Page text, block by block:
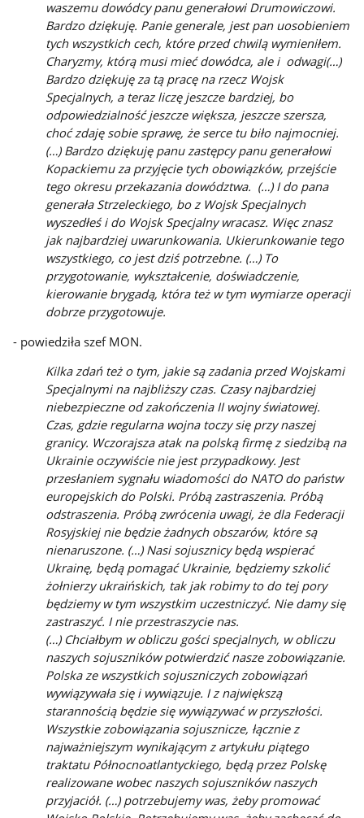
waszemu dowódcy panu generałowi Drumowiczowi.
Bardzo dziękuję. Panie generale, jest pan uosobieniem
tych wszystkich cech, które przed chwilą wymieniłem.
Charyzmy, którą musi mieć dowódca, ale i odwagi(…)
Bardzo dziękuję za tą pracę na rzecz Wojsk
Specjalnych, a teraz liczę jeszcze bardziej, bo
odpowiedzialność jeszcze większa, jeszcze szersza,
choć zdaję sobie sprawę, że serce tu biło najmocniej.
(…) Bardzo dziękuję panu zastępcy panu generałowi
Kopackiemu za przyjęcie tych obowiązków, przejście
tego okresu przekazania dowództwa. (…) I do pana
generała Strzeleckiego, bo z Wojsk Specjalnych
wyszedłeś i do Wojsk Specjalny wracasz. Więc znasz
jak najbardziej uwarunkowania. Ukierunkowanie tego
wszystkiego, co jest dziś potrzebne. (…) To
przygotowanie, wykształcenie, doświadczenie,
kierowanie brygadą, która też w tym wymiarze operacji
dobrze przygotowuje.
- powiedziła szef MON.
Kilka zdań też o tym, jakie są zadania przed Wojskami
Specjalnymi na najbliższy czas. Czasy najbardziej
niebezpieczne od zakończenia II wojny światowej.
Czas, gdzie regularna wojna toczy się przy naszej
granicy. Wczorajsza atak na polską firmę z siedzibą na
Ukrainie oczywiście nie jest przypadkowy. Jest
przesłaniem sygnału wiadomości do NATO do państw
europejskich do Polski. Próbą zastraszenia. Próbą
odstraszenia. Próbą zwrócenia uwagi, że dla Federacji
Rosyjskiej nie będzie żadnych obszarów, które są
nienaruszone. (…) Nasi sojusznicy będą wspierać
Ukrainę, będą pomagać Ukrainie, będziemy szkolić
żołnierzy ukraińskich, tak jak robimy to do tej pory
będziemy w tym wszystkim uczestniczyć. Nie damy się
zastraszyć. I nie przestraszycie nas.
(…) Chciałbym w obliczu gości specjalnych, w obliczu
naszych sojuszników potwierdzić nasze zobowiązanie.
Polska ze wszystkich sojuszniczych zobowiązań
wywiązywała się i wywiązuje. I z największą
starannością będzie się wywiązywać w przyszłości.
Wszystkie zobowiązania sojusznicze, łącznie z
najważniejszym wynikającym z artykułu piątego
traktatu Północnoatlantyckiego, będą przez Polskę
realizowane wobec naszych sojuszników naszych
przyjaciół. (…) potrzebujemy was, żeby promować